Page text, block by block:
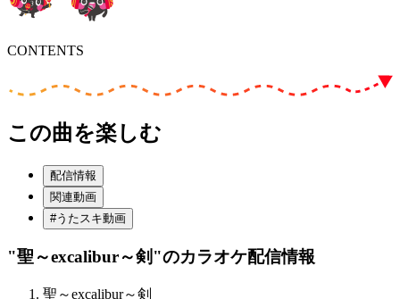
CONTENTS
この曲を楽しむ
配信情報
関連動画
#うたスキ動画
"聖～excalibur～剣"のカラオケ配信情報
聖～excalibur～剣